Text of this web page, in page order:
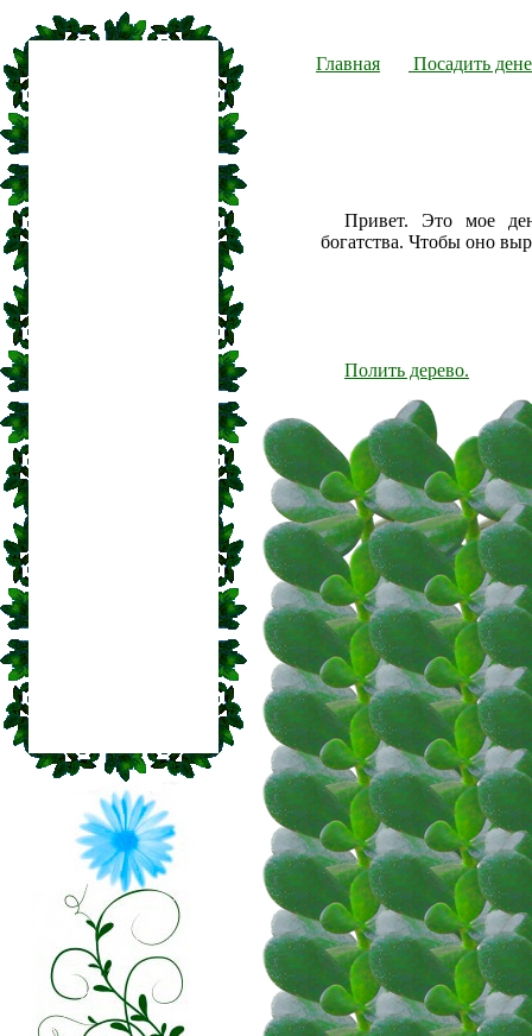
Главная Посадить
Привет. Это мое
богатства. Чтобы оно
Полить дерево.